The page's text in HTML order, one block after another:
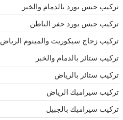
تركيب جبس بورد بالدمام والخبر
تركيب جبس بورد حفر الباطن
تركيب زجاج سيكوريت والمينوم الرياض
تركيب ستائر بالدمام والخبر
تركيب ستائر بالرياض
تركيب سيراميك الرياض
تركيب سيراميك بالجبيل